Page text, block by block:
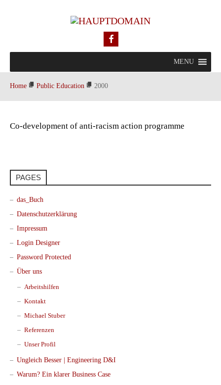
MENU
Home Public Education 2000
Co-development of anti-racism action programme
PAGES
das_Buch
Datenschutzerklärung
Impressum
Login Designer
Password Protected
Über uns
Arbeitshilfen
Kontakt
Michael Stuber
Referenzen
Unser Profil
Ungleich Besser | Engineering D&I
Warum? Ein klarer Business Case